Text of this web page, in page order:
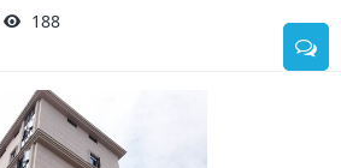
188